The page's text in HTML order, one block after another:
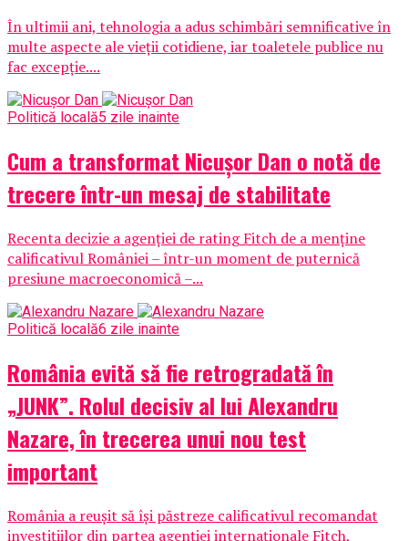
În ultimii ani, tehnologia a adus schimbări semnificative în
multe aspecte ale vieții cotidiene, iar toaletele publice nu
fac excepție....
Politică locală5 zile inainte
Cum a transformat Nicușor Dan o notă de
trecere într-un mesaj de stabilitate
Recenta decizie a agenției de rating Fitch de a menține
calificativul României – într-un moment de puternică
presiune macroeconomică –...
Politică locală6 zile inainte
România evită să fie retrogradată în
„JUNK”. Rolul decisiv al lui Alexandru
Nazare, în trecerea unui nou test
important
România a reușit să își păstreze calificativul recomandat
investițiilor din partea agenției internaționale Fitch,